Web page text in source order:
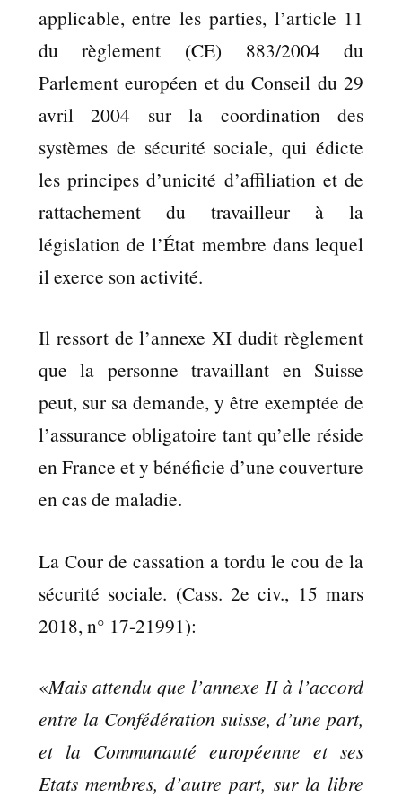
applicable, entre les parties, l’article 11
du règlement (CE) 883/2004 du
Parlement européen et du Conseil du 29
avril 2004 sur la coordination des
systèmes de sécurité sociale, qui édicte
les principes d’unicité d’affiliation et de
rattachement du travailleur à la
législation de l’État membre dans lequel
il exerce son activité.
Il ressort de l’annexe XI dudit règlement
que la personne travaillant en Suisse
peut, sur sa demande, y être exemptée de
l’assurance obligatoire tant qu’elle réside
en France et y bénéficie d’une couverture
en cas de maladie.
La Cour de cassation a tordu le cou de la
sécurité sociale. (Cass. 2e civ., 15 mars
2018, n° 17-21991):
«Mais attendu que l’annexe II à l’accord
entre la Confédération suisse, d’une part,
et la Communauté européenne et ses
Etats membres, d’autre part, sur la libre